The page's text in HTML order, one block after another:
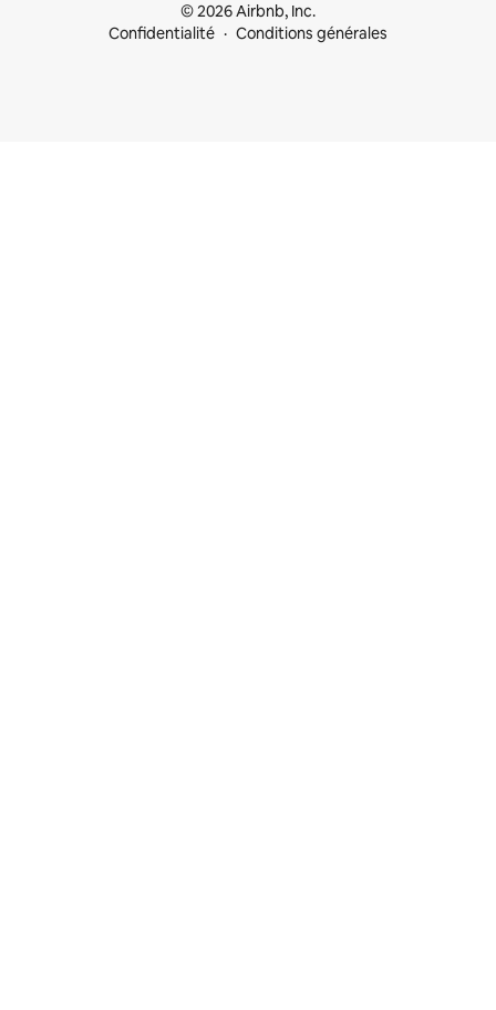
© 2026 Airbnb, Inc.
Confidentialité
Conditions générales